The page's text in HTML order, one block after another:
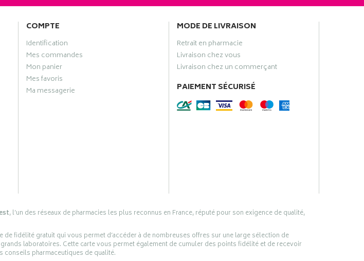
COMPTE
Identification
Mes commandes
Mon panier
Mes favoris
Ma messagerie
MODE DE LIVRAISON
Retrait en pharmacie
Livraison chez vous
Livraison chez un commerçant
PAIEMENT SÉCURISÉ
, l’un des réseaux de pharmacies les plus reconnus en France, réputé pour son exigence de qualité,
de fidélité gratuit qui vous permet d’accéder à de nombreuses offres sur une large sélection de
laboratoires. Cette carte vous permet également de cumuler des points fidélité et de recevoir
conseils pharmaceutiques de qualité.